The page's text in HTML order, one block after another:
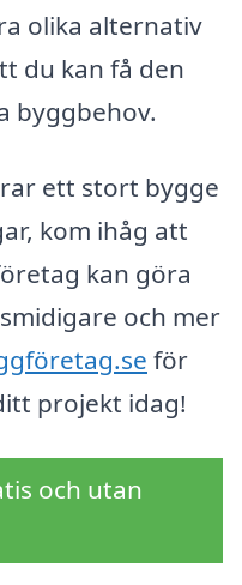
olika alternativ
du kan få den
byggbehov.
ett stort bygge
kom ihåg att
kan göra
och mer
för
projekt idag!
och utan